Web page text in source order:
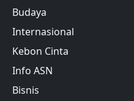
Budaya
Internasional
Kebon Cinta
Info ASN
Bisnis